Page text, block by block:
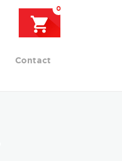
0
Contact